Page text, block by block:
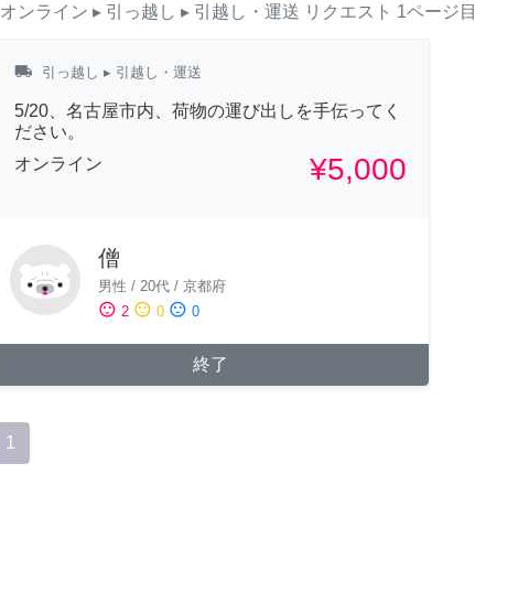
オンライン ▸ 引っ越し ▸ 引越し・運送 リクエスト 1ページ目
local_shipping 引っ越し ▸ 引越し・運送
5/20、名古屋市内、荷物の運び出しを手伝ってく
ださい。
オンライン
¥5,000
僧
男性 / 20代 / 京都府
sentiment_satisfied 2 sentiment_neutral 0 sentiment_dissatisfied 0
終了
1